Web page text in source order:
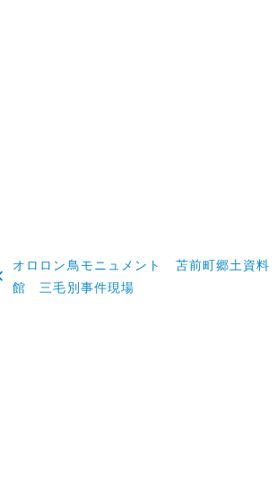
稿
オロロン鳥モニュメント 苫前町郷土資料
館 三毛別事件現場